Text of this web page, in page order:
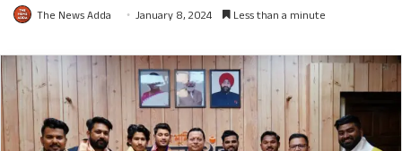
The News Adda January 8, 2024 Less than a minute